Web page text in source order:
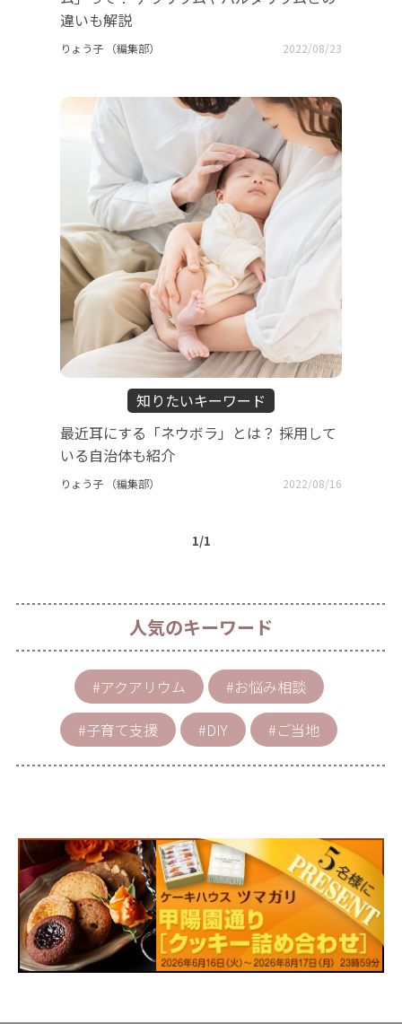
違いも解説
りょう子 （編集部） 2022/08/23
知りたいキーワード
最近耳にする「ネウボラ」とは？ 採用して
いる自治体も紹介
りょう子 （編集部） 2022/08/16
1/1
人気のキーワード
#アクアリウム
#お悩み相談
#子育て支援
#DIY #ご当地